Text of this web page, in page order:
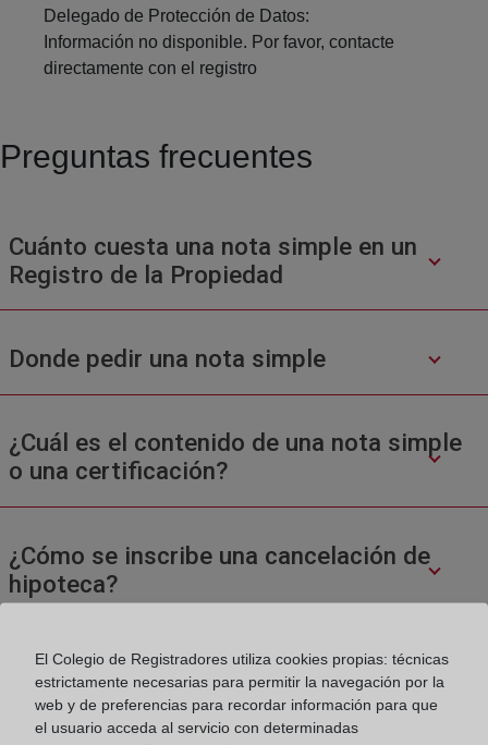
Delegado de Protección de Datos:
Información no disponible. Por favor, contacte
directamente con el registro
Preguntas frecuentes
Cuánto cuesta una nota simple en un
Registro de la Propiedad
Donde pedir una nota simple
¿Cuál es el contenido de una nota simple
o una certificación?
¿Cómo se inscribe una cancelación de
hipoteca?
El Colegio de Registradores utiliza cookies propias: técnicas
estrictamente necesarias para permitir la navegación por la
web y de preferencias para recordar información para que
el usuario acceda al servicio con determinadas